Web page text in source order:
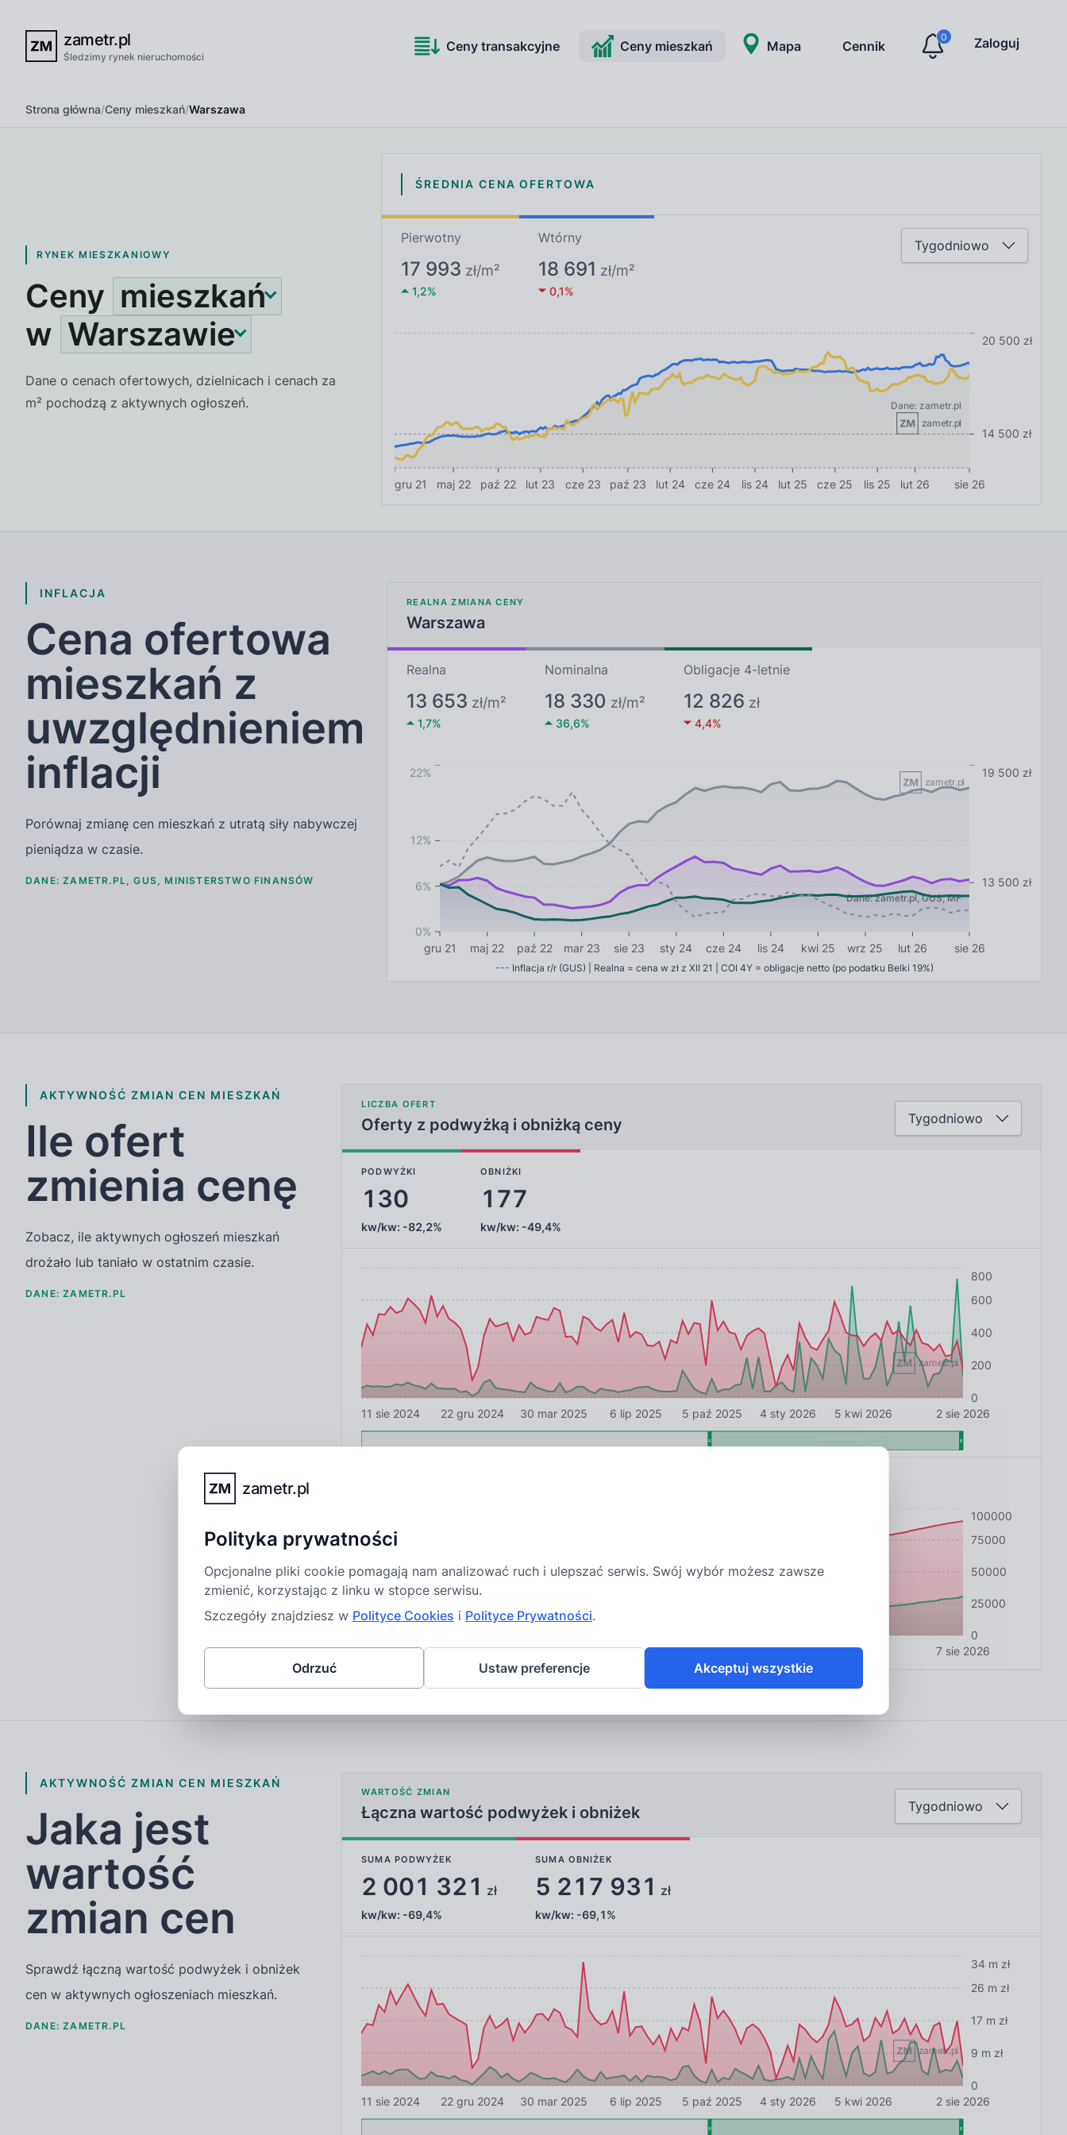
zametr.pl
Śledzimy rynek nieruchomości
Ceny transakcyjne Ceny mieszkań Mapa Cennik
0 Zaloguj
Strona główna/Ceny mieszkań/Warszawa
RYNEK MIESZKANIOWY
Ceny mieszkań
w Warszawie
Dane o cenach ofertowych, dzielnicach i cenach za
m² pochodzą z aktywnych ogłoszeń.
ŚREDNIA CENA OFERTOWA
Pierwotny
17 993 zł/m²
1,2%
Wtórny
18 691 zł/m²
0,1%
gru 21 maj 22 paź 22 lut 23 cze 23 paź 23 lut 24 cze 24 lis 24 lut 25 cze 25 lis 25 lut 26 sie 26
14 500 zł
20 500 zł
Dane: zametr.pl
zametr.pl
INFLACJA
Cena ofertowa
mieszkań z
uwzględnieniem
inflacji
Porównaj zmianę cen mieszkań z utratą siły nabywczej
pieniądza w czasie.
DANE: ZAMETR.PL, GUS, MINISTERSTWO FINANSÓW
REALNA ZMIANA CENY
Warszawa
Realna
13 653 zł/m²
1,7%
Nominalna
18 330 zł/m²
36,6%
Obligacje 4-letnie
12 826 zł
4,4%
zametr.pl
gru 21 maj 22 paź 22 mar 23 sie 23 sty 24 cze 24 lis 24 kwi 25 wrz 25 lut 26 sie 26
0%
6%
12%
22%
13 500 zł
19 500 zł
--- Inflacja r/r (GUS) | Realna = cena w zł z XII 21 | COI 4Y = obligacje netto (po podatku Belki 19%)
Dane: zametr.pl, GUS, MF
AKTYWNOŚĆ ZMIAN CEN MIESZKAŃ
Ile ofert
zmienia cenę
Zobacz, ile aktywnych ogłoszeń mieszkań
drożało lub taniało w ostatnim czasie.
DANE: ZAMETR.PL
LICZBA OFERT
Oferty z podwyżką i obniżką ceny
PODWYŻKI
130
kw/kw: -82,2%
OBNIŻKI
177
kw/kw: -49,4%
zametr.pl
11 sie 2024 22 gru 2024 30 mar 2025 6 lip 2025 5 paź 2025 4 sty 2026 5 kwi 2026 2 sie 2026
0
200
400
600
800
22 lis 2021 4 wrz 2022 5 kwi 2023 1 lis 2023 27 maj 2024 1 sty 2025 27 lip 2025 7 sie 2026
0
25000
50000
75000
100000
AKTYWNOŚĆ ZMIAN CEN MIESZKAŃ
Jaka jest
wartość
zmian cen
Sprawdź łączną wartość podwyżek i obniżek
cen w aktywnych ogłoszeniach mieszkań.
DANE: ZAMETR.PL
WARTOŚĆ ZMIAN
Łączna wartość podwyżek i obniżek
SUMA PODWYŻEK
2 001 321 zł
kw/kw: -69,4%
SUMA OBNIŻEK
5 217 931 zł
kw/kw: -69,1%
zametr.pl
11 sie 2024 22 gru 2024 30 mar 2025 6 lip 2025 5 paź 2025 4 sty 2026 5 kwi 2026 2 sie 2026
0
9 m zł
17 m zł
26 m zł
34 m zł
zametr.pl
Polityka prywatności
Opcjonalne pliki cookie pomagają nam analizować ruch i ulepszać serwis. Swój wybór możesz zawsze
zmienić, korzystając z linku w stopce serwisu.
Szczegóły znajdziesz w Polityce Cookies i Polityce Prywatności.
Odrzuć Ustaw preferencje Akceptuj wszystkie